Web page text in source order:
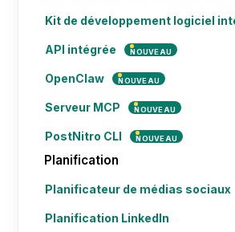
Kit de développement logiciel
API intégrée NOUVEAU
OpenClaw NOUVEAU
Serveur MCP NOUVEAU
PostNitro CLI NOUVEAU
Planification
Planificateur de médias sociaux
Planification LinkedIn